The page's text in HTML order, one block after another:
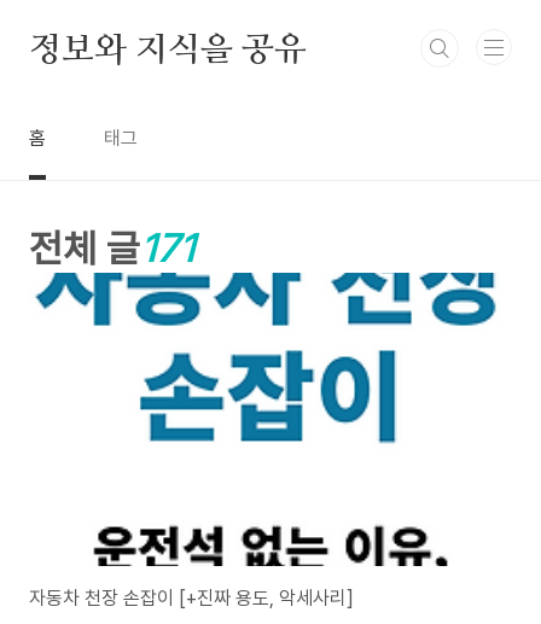
정보와 지식을 공유
홈 태그
전체 글171
자동차 천장 손잡이 [+진짜 용도, 악세사리]